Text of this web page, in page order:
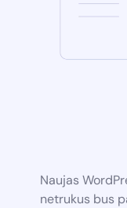
Naujas
netrukus bus